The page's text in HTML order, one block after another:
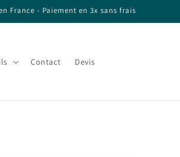
France - Paiement en 3x sans frais
Contact Devis